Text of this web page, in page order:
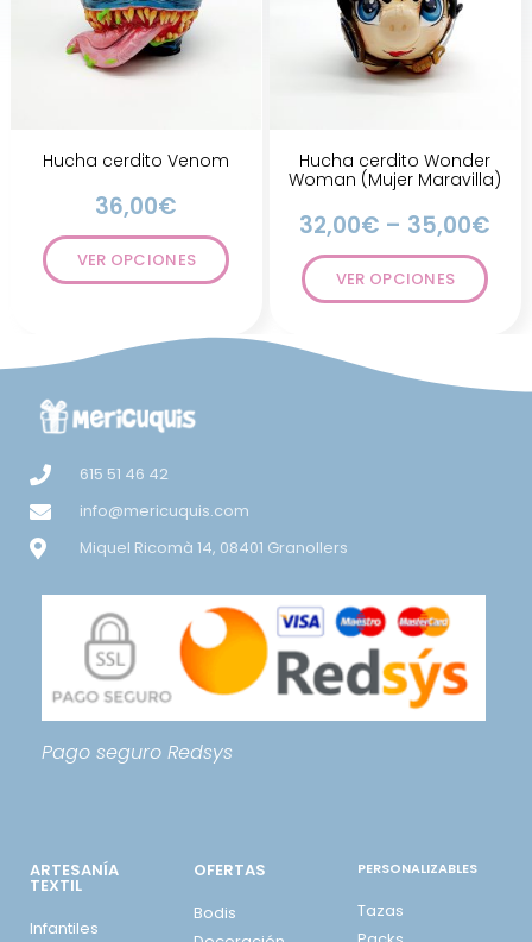
Hucha cerdito Venom
36,00€
VER OPCIONES
Hucha cerdito Wonder
Woman (Mujer Maravilla)
32,00€ – 35,00€
VER OPCIONES
615 51 46 42
info@mericuquis.com
Miquel Ricomà 14, 08401 Granollers
Pago seguro Redsys
ARTESANÍA
TEXTIL
Infantiles
OFERTAS
Bodis
PERSONALIZABLES
Tazas